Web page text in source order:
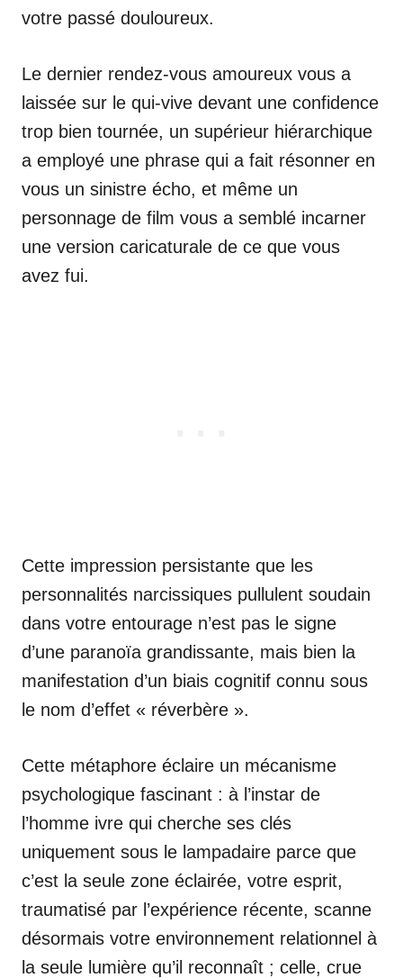
votre passé douloureux.
Le dernier rendez-vous amoureux vous a
laissée sur le qui-vive devant une confidence
trop bien tournée, un supérieur hiérarchique
a employé une phrase qui a fait résonner en
vous un sinistre écho, et même un
personnage de film vous a semblé incarner
une version caricaturale de ce que vous
avez fui.
Cette impression persistante que les
personnalités narcissiques pullulent soudain
dans votre entourage n’est pas le signe
d’une paranoïa grandissante, mais bien la
manifestation d’un biais cognitif connu sous
le nom d’effet « réverbère ».
Cette métaphore éclaire un mécanisme
psychologique fascinant : à l’instar de
l’homme ivre qui cherche ses clés
uniquement sous le lampadaire parce que
c’est la seule zone éclairée, votre esprit,
traumatisé par l’expérience récente, scanne
désormais votre environnement relationnel à
la seule lumière qu’il reconnaît ; celle, crue